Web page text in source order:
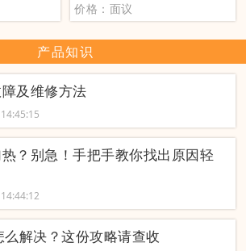
价格：面议
产品知识
及维修方法
？别急！手把手教你找出原因轻
解决？这份攻略请查收